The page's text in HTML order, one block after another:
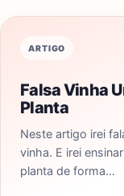
ARTIGO
Falsa Vinha
Planta
Neste artigo irei
vinha. E irei
planta de forma…